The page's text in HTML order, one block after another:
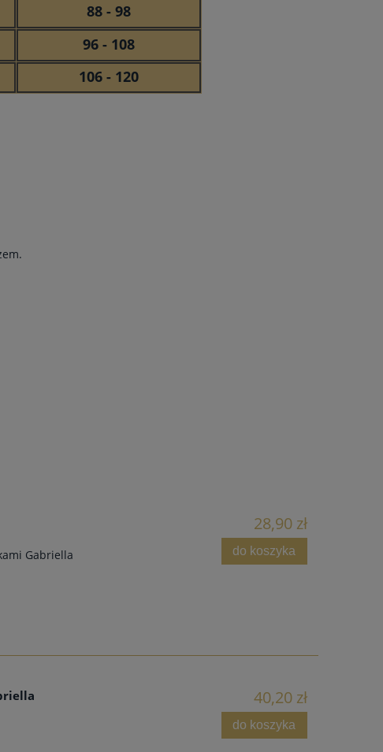
88 - 98
96 - 108
106 - 120
Gabriella
28,90 zł
do koszyka
40,20 zł
do koszyka